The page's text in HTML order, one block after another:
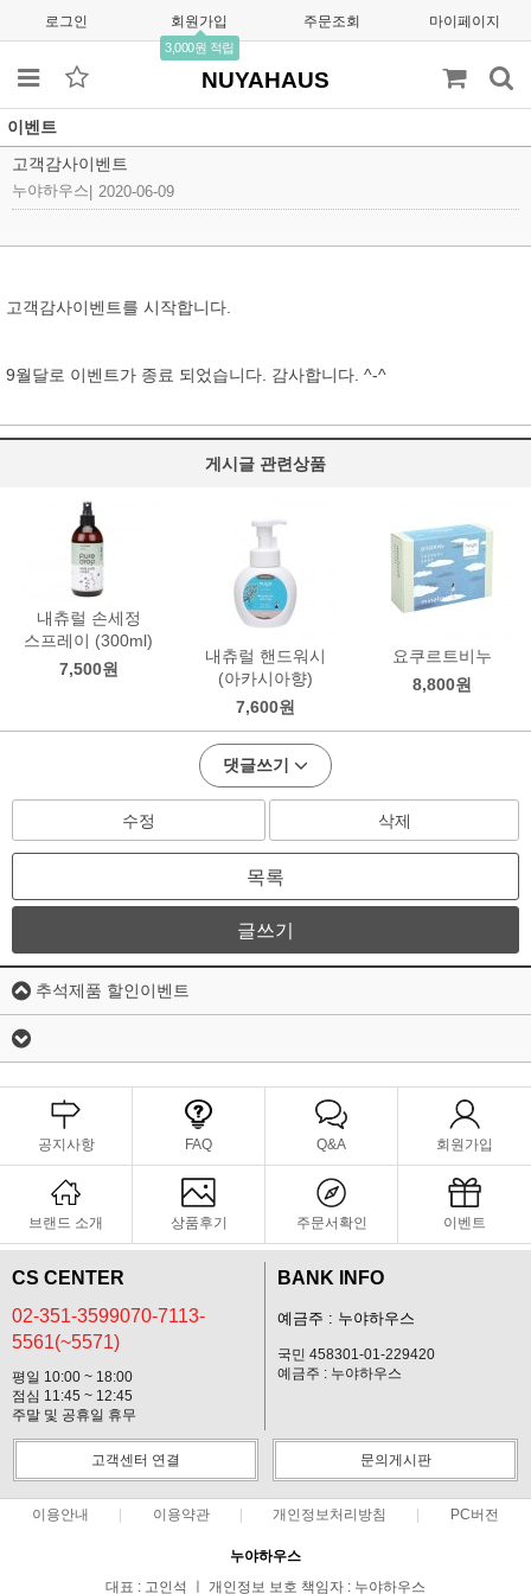
로그인 회원가입
3,000원 적립
주문조회 마이페이지
NUYAHAUS
이벤트
고객감사이벤트
누야하우스 2020-06-09
고객감사이벤트를 시작합니다.
9월달로 이벤트가 종료 되었습니다. 감사합니다. ^-^
게시글 관련상품
내츄럴 손세정
스프레이 (300ml)
7,500원
내츄럴 핸드워시
(아카시아향)
7,600원
요쿠르트비누
8,800원
댓글쓰기
수정 삭제
목록
글쓰기
추석제품 할인이벤트
공지사항 FAQ Q&A 회원가입
브랜드 소개 상품후기 주문서확인 이벤트
CS CENTER
02-351-3599070-7113-
5561(~5571)
평일 10:00 ~ 18:00
점심 11:45 ~ 12:45
주말 및 공휴일 휴무
BANK INFO
예금주 : 누야하우스
국민 458301-01-229420
예금주 : 누야하우스
고객센터 연결 문의게시판
이용안내 이용약관 개인정보처리방침 PC버전
누야하우스
대표 : 고인석 ㅣ 개인정보 보호 책임자 : 누야하우스